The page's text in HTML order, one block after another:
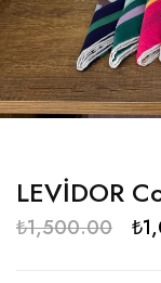
LEVİDOR
₺1,500.00 ₺